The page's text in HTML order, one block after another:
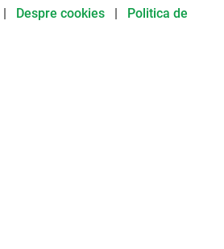
| Despre cookies | Politica de